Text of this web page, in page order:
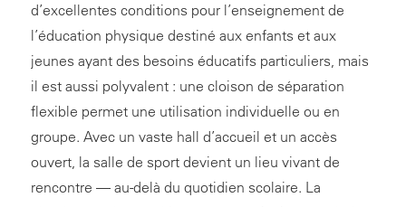
d’excellentes conditions pour l’enseignement de
l’éducation physique destiné aux enfants et aux
jeunes ayant des besoins éducatifs particuliers, mais
il est aussi polyvalent : une cloison de séparation
flexible permet une utilisation individuelle ou en
groupe. Avec un vaste hall d’accueil et un accès
ouvert, la salle de sport devient un lieu vivant de
rencontre — au-delà du quotidien scolaire. La